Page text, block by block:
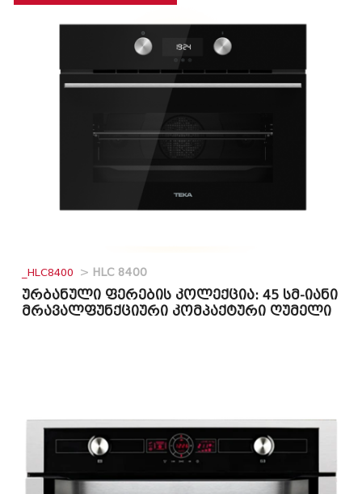
_HLC8400 > HLC 8400
ურბანული ფერების კოლექცია: 45 სმ-იანი
მრავალფუნქციური კომპაქტური ღუმელი